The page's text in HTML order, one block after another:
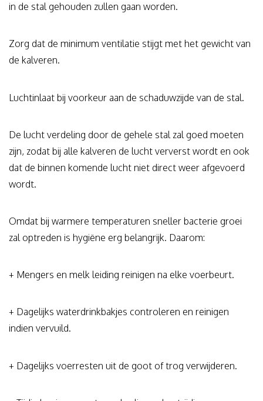
in de stal gehouden zullen gaan worden.
Zorg dat de minimum ventilatie stijgt met het gewicht van
de kalveren.
Luchtinlaat bij voorkeur aan de schaduwzijde van de stal.
De lucht verdeling door de gehele stal zal goed moeten
zijn, zodat bij alle kalveren de lucht ververst wordt en ook
dat de binnen komende lucht niet direct weer afgevoerd
wordt.
Omdat bij warmere temperaturen sneller bacterie groei
zal optreden is hygiëne erg belangrijk. Daarom:
+ Mengers en melk leiding reinigen na elke voerbeurt.
+ Dagelijks waterdrinkbakjes controleren en reinigen
indien vervuild.
+ Dagelijks voerresten uit de goot of trog verwijderen.